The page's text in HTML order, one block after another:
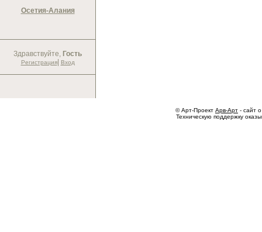
Осетия-Алания
Здравствуйте, Гость
Регистрация| Вход
© Арт-Проект Арв-Арт - сайт
Техническую поддержку